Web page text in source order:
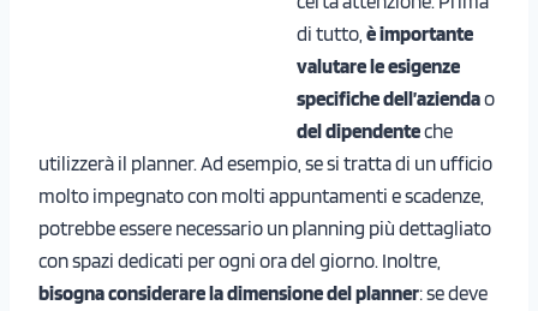
di tutto, è importante
valutare le esigenze
specifiche dell’aziendao
del dipendenteche
utilizzerà il planner. Ad esempio, se si tratta di un ufficio
molto impegnato con molti appuntamenti e scadenze,
potrebbe essere necessario un planning più dettagliato
con spazi dedicati per ogni ora del giorno. Inoltre,
bisogna considerare la dimensione del planner: se deve